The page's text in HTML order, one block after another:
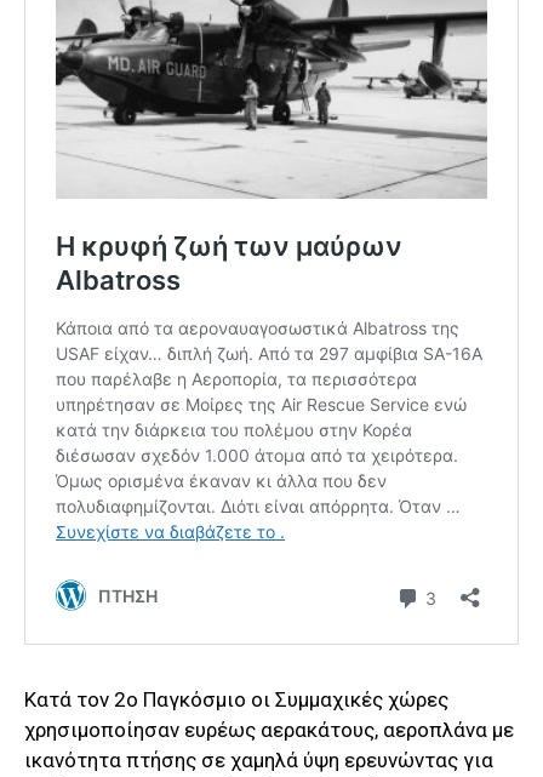
Κατά τον 2ο Παγκόσμιο οι Συμμαχικές χώρες
χρησιμοποίησαν ευρέως αερακάτους, αεροπλάνα με
ικανότητα πτήσης σε χαμηλά ύψη ερευνώντας για